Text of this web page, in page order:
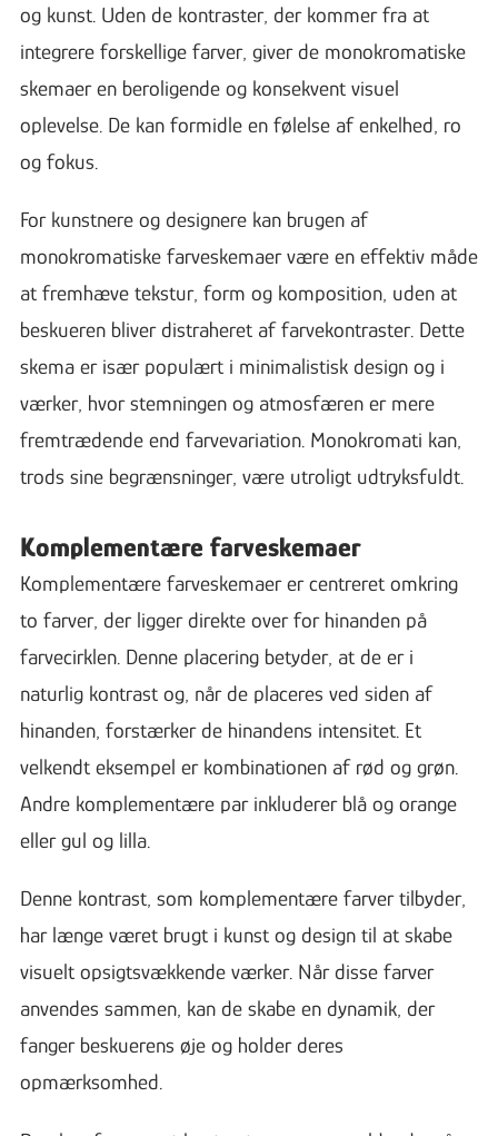
og kunst. Uden de kontraster, der kommer fra at
integrere forskellige farver, giver de monokromatiske
skemaer en beroligende og konsekvent visuel
oplevelse. De kan formidle en følelse af enkelhed, ro
og fokus.
For kunstnere og designere kan brugen af
monokromatiske farveskemaer være en effektiv måde
at fremhæve tekstur, form og komposition, uden at
beskueren bliver distraheret af farvekontraster. Dette
skema er især populært i minimalistisk design og i
værker, hvor stemningen og atmosfæren er mere
fremtrædende end farvevariation. Monokromati kan,
trods sine begrænsninger, være utroligt udtryksfuldt.
Komplementære farveskemaer
Komplementære farveskemaer er centreret omkring
to farver, der ligger direkte over for hinanden på
farvecirklen. Denne placering betyder, at de er i
naturlig kontrast og, når de placeres ved siden af
hinanden, forstærker de hinandens intensitet. Et
velkendt eksempel er kombinationen af rød og grøn.
Andre komplementære par inkluderer blå og orange
eller gul og lilla.
Denne kontrast, som komplementære farver tilbyder,
har længe været brugt i kunst og design til at skabe
visuelt opsigtsvækkende værker. Når disse farver
anvendes sammen, kan de skabe en dynamik, der
fanger beskuerens øje og holder deres
opmærksomhed.